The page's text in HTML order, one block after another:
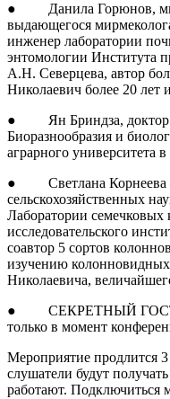
● Данила Горюнов,
выдающегося
инженер лаборатории
энтомологии Института
А.Н. Северцева, автор
Николаевич более 20 лет
● Ян Бриндза, доктор
Биоразнообразия и
аграрного университета
● Светлана Корнеева
сельскохозяйственных
Лаборатории семечковых
исследовательского
соавтор 5 сортов
изучению
Николаевича,
● СЕКРЕТНЫЙ ГОСТЬ,
только в момент
Мероприятие продлится
слушатели будут
работают. Подключиться